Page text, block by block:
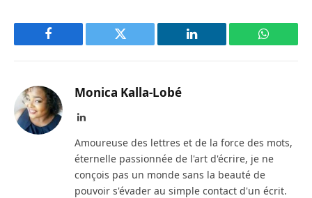
Facebook Twitter LinkedIn
Monica Kalla-Lobé
LinkedIn
Amoureuse des lettres et de la force des mots,
éternelle passionnée de l'art d'écrire, je ne
conçois pas un monde sans la beauté de
pouvoir s'évader au simple contact d'un écrit.